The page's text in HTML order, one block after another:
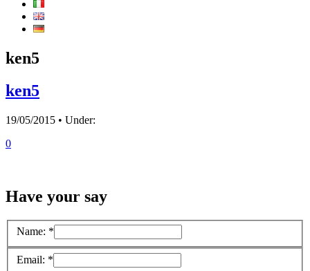
ken5
ken5
19/05/2015 • Under:
0
Have your say
Name: *
Email: *